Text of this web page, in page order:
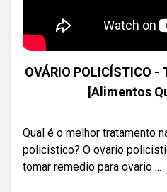
OVÁRIO POLICÍSTICO
[Alimentos
Qual é o melhor tratamento
policistico? O ovario
tomar remedio para ovario ...